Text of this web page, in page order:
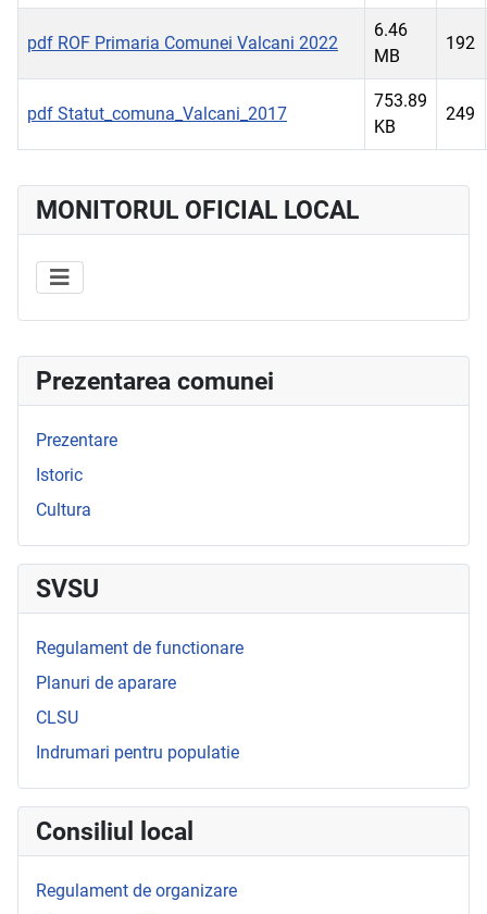
Prezentarea comunei
Prezentare
Istoric
Cultura
SVSU
Regulament de functionare
Planuri de aparare
CLSU
Indrumari pentru populatie
Consiliul local
Regulament de organizare
pdf ROF Primaria Comunei Valcani 2022
6.46
MB
192
pdf Statut_comuna_Valcani_2017
753.89
KB
249
MONITORUL OFICIAL LOCAL